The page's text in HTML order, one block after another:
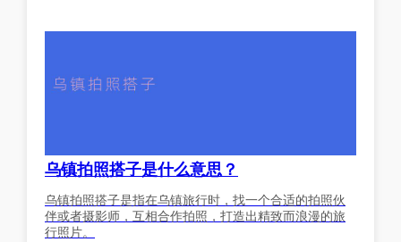
乌镇拍照搭子是什么意思？
乌镇拍照搭子是指在乌镇旅行时，找一个合适的拍照伙
伴或者摄影师，互相合作拍照，打造出精致而浪漫的旅
行照片。